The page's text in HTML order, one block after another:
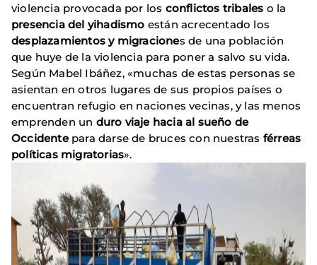
violencia provocada por los conflictos tribales o la
presencia del yihadismo están acrecentado los
desplazamientos y migraciones de una población
que huye de la violencia para poner a salvo su vida.
Según Mabel Ibáñez, «muchas de estas personas se
asientan en otros lugares de sus propios países o
encuentran refugio en naciones vecinas, y las menos
emprenden un duro viaje hacia al sueño de
Occidentepara darse de bruces con nuestras férreas
políticas migratorias».